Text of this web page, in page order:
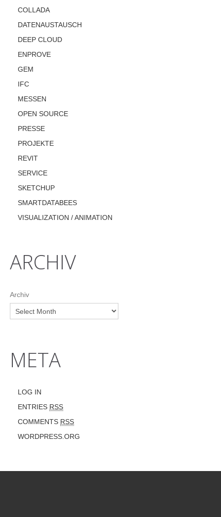
COLLADA
DATENAUSTAUSCH
DEEP CLOUD
ENPROVE
GEM
IFC
MESSEN
OPEN SOURCE
PRESSE
PROJEKTE
REVIT
SERVICE
SKETCHUP
SMARTDATABEES
VISUALIZATION / ANIMATION
ARCHIV
Archiv
META
LOG IN
ENTRIES RSS
COMMENTS RSS
WORDPRESS.ORG